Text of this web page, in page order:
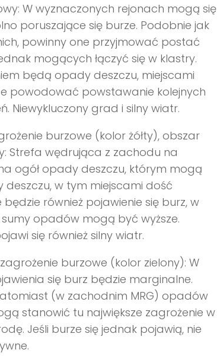
W wyznaczonych rejonach mogą się
poruszające się burze. Podobnie jak
powinny one przyjmować postać
mogących łączyć się w klastry.
będą opady deszczu, miejscami
powodować powstawanie kolejnych
Niewykluczony grad i silny wiatr.
burzowe (kolor żółty), obszar
Strefa wędrująca z zachodu na
ogół opady deszczu, którym mogą
w tym miejscami dość
będzie również pojawienie się burz, w
opadów mogą być wyższe.
się również silny wiatr.
burzowe (kolor zielony): W
się burz będzie marginalne.
(w zachodnim MRG) opadów
stanowić tu największe zagrożenie w
Jeśli burze się jednak pojawią, nie